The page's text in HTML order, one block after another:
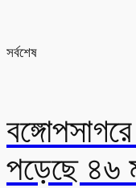
সর্বশেষ
পড়েছে ৪৬